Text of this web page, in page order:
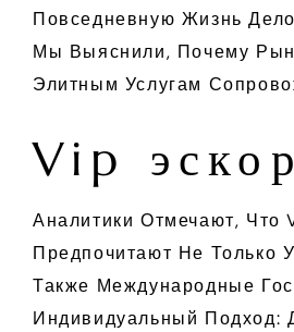
Повседневную Жизнь
Мы Выяснили, Почему
Элитным Услугам
Vip
Аналитики Отмечают, Что
Предпочитают Не Только
Также Международные
Индивидуальный Подход: